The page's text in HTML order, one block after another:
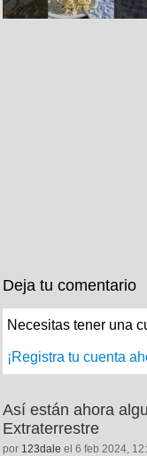
Deja tu comentario
Necesitas tener una
¡Registra tu cuenta
Así están ahora
Extraterrestre
por 123dale el 6 feb 2024,